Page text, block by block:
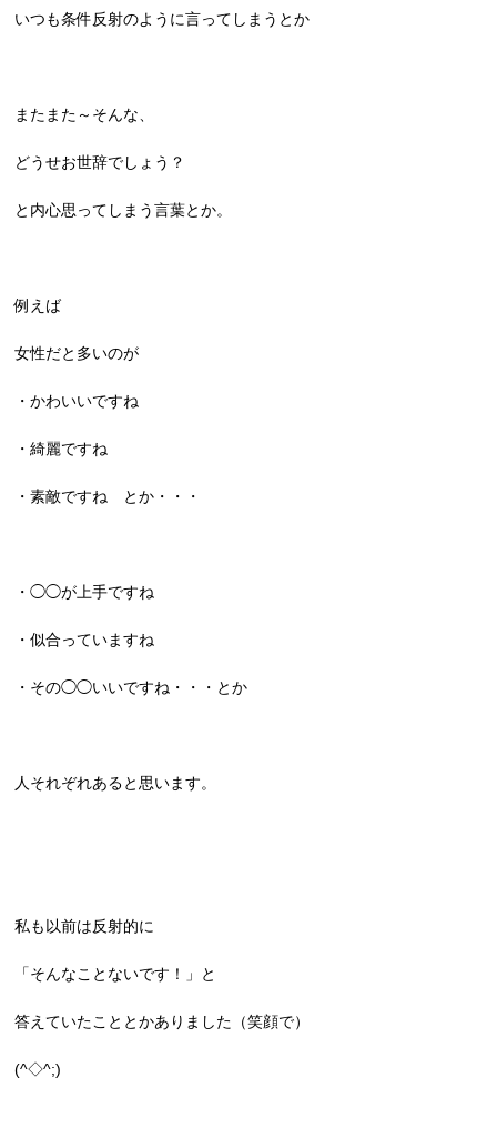
いつも条件反射のように言ってしまうとか
またまた～そんな、
どうせお世辞でしょう？
と内心思ってしまう言葉とか。
例えば
女性だと多いのが
・かわいいですね
・綺麗ですね
・素敵ですね とか・・・
・◯◯が上手ですね
・似合っていますね
・その◯◯いいですね・・・とか
人それぞれあると思います。
私も以前は反射的に
「そんなことないです！」と
答えていたこととかありました（笑顔で）
(^◇^;)